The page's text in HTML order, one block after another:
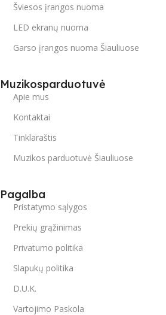
Šviesos įrangos nuoma
LED ekranų nuoma
Garso įrangos nuoma Šiauliuose
Muzikosparduotuvė
Apie mus
Kontaktai
Tinklaraštis
Muzikos parduotuvė Šiauliuose
Pagalba
Pristatymo sąlygos
Prekių grąžinimas
Privatumo politika
Slapukų politika
D.U.K.
Vartojimo Paskola